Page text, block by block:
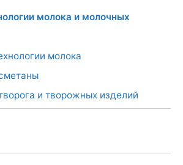
молока и молочных
молока
и творожных изделий